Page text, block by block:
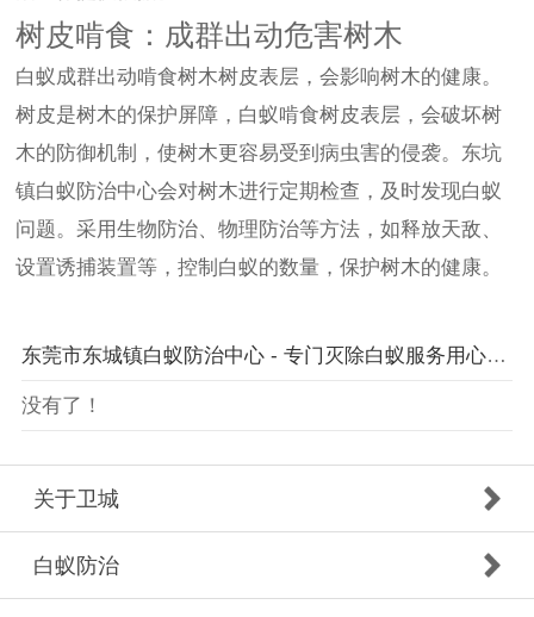
树皮啃食：成群出动危害树木
白蚁成群出动啃食树木树皮表层，会影响树木的健康。
树皮是树木的保护屏障，白蚁啃食树皮表层，会破坏树
木的防御机制，使树木更容易受到病虫害的侵袭。东坑
镇白蚁防治中心会对树木进行定期检查，及时发现白蚁
问题。采用生物防治、物理防治等方法，如释放天敌、
设置诱捕装置等，控制白蚁的数量，保护树木的健康。
东莞市东城镇白蚁防治中心 - 专门灭除白蚁服务用心服务每一位客户
没有了！
关于卫城
白蚁防治